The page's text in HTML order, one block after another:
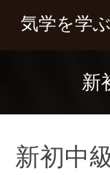
気学を学
新
新初中